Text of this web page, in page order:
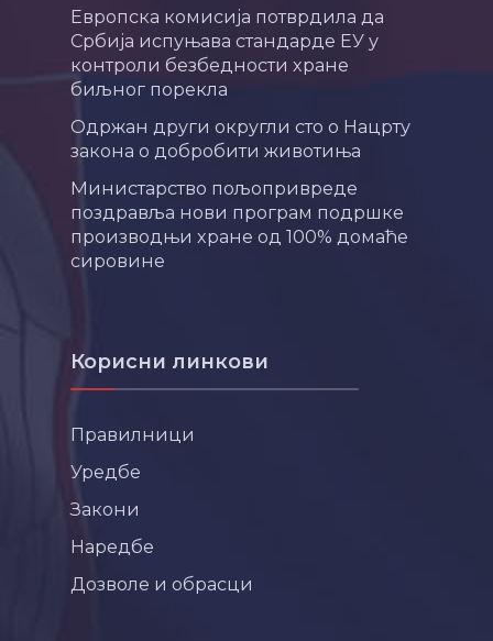
Европска комисија потврдила да
Србија испуњава стандарде ЕУ у
контроли безбедности хране
биљног порекла
Одржан други округли сто о Нацрту
закона о добробити животиња
Министарство пољопривреде
поздравља нови програм подршке
производњи хране од 100% домаће
сировине
Корисни линкови
Правилници
Уредбе
Закони
Наредбе
Дозволе и обрасци